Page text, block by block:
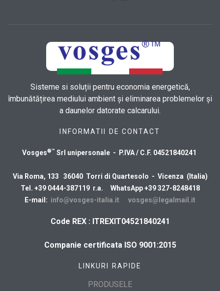
Sisteme si soluții pentru economia energetică,
îmbunătățirea mediului ambient și eliminarea problemelor și
a daunelor datorate calcarului.
INFORMATII DE CONTACT
Vosges®™ Srl unipersonale - P.IVA / C.F. 04521840241
Via Roma, 133 36040 Torri di Quartesolo - Vicenza (Italia)
Tel. +39 0444-387119 r.a. WhatsApp +39 327-8248418
E-mail: info@vosges-italia.it vosges@legalmail.it
Code REX : ITREXIT04521840241
Companie certificata ISO 9001:2015
LINKURI RAPIDE
PRODUSELE